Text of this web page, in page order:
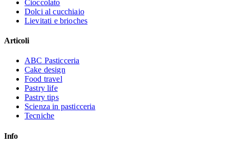
Cioccolato
Dolci al cucchiaio
Lievitati e brioches
Articoli
ABC Pasticceria
Cake design
Food travel
Pastry life
Pastry tips
Scienza in pasticceria
Tecniche
Info